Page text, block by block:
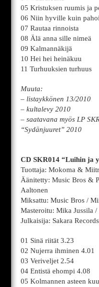
05 Kristuksen ruumis ja
06 Niin hyville kuin
07 Rautaa rinnoista
08 Älä anna sille nimeä
09 Kalmannäkijä
10 Hei hei heinäkuu
11 Turhuuksien turhuus
Muuta:
– listaykkönen 13/2010
– kultalevy 2010
– saatavana myös LP
“Sydänjuuret” 2010
CD SKR014 “Luihin ja
Tuottaja: Mokoma &
Äänitetty: Music Bros &
Aaltonen
Miksattu: Music Bros /
Masteroitu: Mika Jussila
Julkaisija: Sakara Records
01 Sinä riität 3.23
02 Nujerra ihminen 4.01
03 Veriveljet 2.54
04 Entistä ehompi 4.08
05 Kolmannen asteen